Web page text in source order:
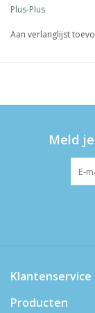
Plus-Plus
Aan verlanglijst
Meld
Klantenservice
Producten